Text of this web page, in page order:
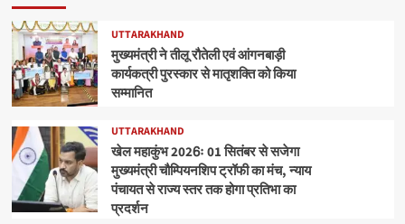
UTTARAKHAND
मुख्यमंत्री ने तीलू रौतेली एवं आंगनबाड़ी
कार्यकत्री पुरस्कार से मातृशक्ति को किया
सम्मानित
UTTARAKHAND
खेल महाकुंभ 2026ः 01 सितंबर से सजेगा
मुख्यमंत्री चौम्पियनशिप ट्रॉफी का मंच, न्याय
पंचायत से राज्य स्तर तक होगा प्रतिभा का
प्रदर्शन